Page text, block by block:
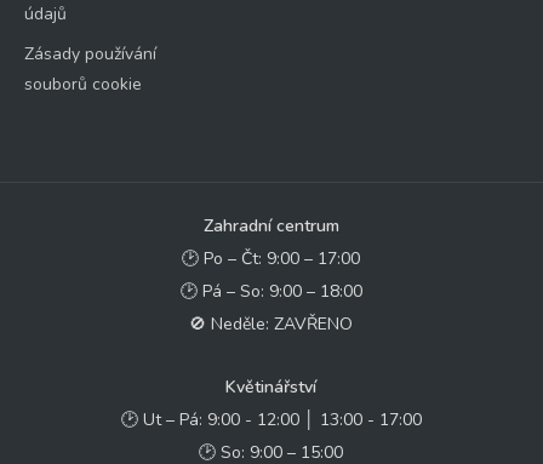
údajů
Zásady používání
souborů cookie
Zahradní centrum
🕑 Po – Čt: 9:00 – 17:00
🕑 Pá – So: 9:00 – 18:00
🚫 Neděle: ZAVŘENO
Květinářství
🕑 Ut – Pá: 9:00 - 12:00 │ 13:00 - 17:00
🕑 So: 9:00 – 15:00